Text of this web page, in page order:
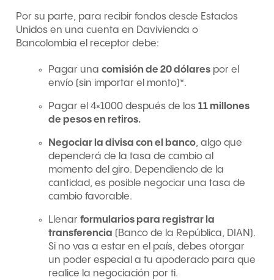
Por su parte, para recibir fondos desde Estados
Unidos en una cuenta en Davivienda o
Bancolombia el receptor debe:
Pagar unacomisión de 20 dólares por el
envío (sin importar el monto)*.
Pagar el 4×1000 después de los11 millones
de pesos en retiros.
Negociar la divisa con el banco, algo que
dependerá de la tasa de cambio al
momento del giro. Dependiendo de la
cantidad, es posible negociar una tasa de
cambio favorable.
Llenarformularios para registrar la
transferencia (Banco de la República, DIAN).
Si no vas a estar en el país, debes otorgar
un poder especial a tu apoderado para que
realice la negociación por ti.